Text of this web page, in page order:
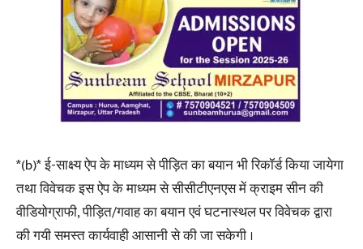
*(b)* ई-साक्ष्य ऐप के माध्यम से पीड़ित का बयान भी रिकॉर्ड किया जायेगा
तथा विवेचक इस ऐप के माध्यम से सीसीटीएनएस में क्राइम सीन की
वीडियोग्राफी, पीड़ित/गवाह का बयान एवं घटनास्थल पर विवेचक द्वारा
की गयी समस्त कार्यवाही आसानी से की जा सकेगी ।